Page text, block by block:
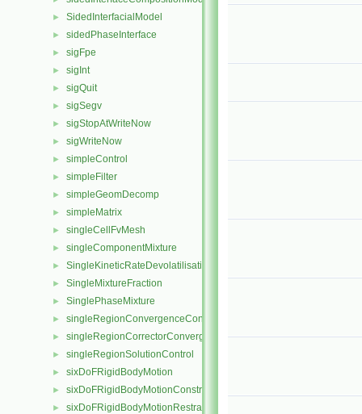
► SidedInterfacialModel
► sidedPhaseInterface
► sigFpe
► sigInt
► sigQuit
► sigSegv
► sigStopAtWriteNow
► sigWriteNow
► simpleControl
► simpleFilter
► simpleGeomDecomp
► simpleMatrix
► singleCellFvMesh
► singleComponentMixture
► SingleKineticRateDevolatilisation
► SingleMixtureFraction
► SinglePhaseMixture
► singleRegionConvergenceControl
► singleRegionCorrectorConvergenceControl
► singleRegionSolutionControl
► sixDoFRigidBodyMotion
► sixDoFRigidBodyMotionConstraint
► sixDoFRigidBodyMotionRestraint